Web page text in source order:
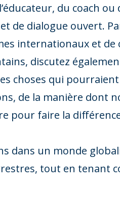
du coach ou
de dialogue ouvert.
internationaux et de
discutez
choses qui
de la manière dont
pour faire la
dans un monde
tout en tenant